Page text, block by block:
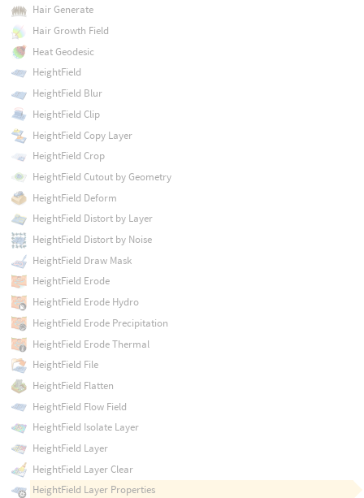
Hair Generate
Hair Growth Field
Heat Geodesic
HeightField
HeightField Blur
HeightField Clip
HeightField Copy Layer
HeightField Crop
HeightField Cutout by Geometry
HeightField Deform
HeightField Distort by Layer
HeightField Distort by Noise
HeightField Draw Mask
HeightField Erode
HeightField Erode Hydro
HeightField Erode Precipitation
HeightField Erode Thermal
HeightField File
HeightField Flatten
HeightField Flow Field
HeightField Isolate Layer
HeightField Layer
HeightField Layer Clear
HeightField Layer Properties